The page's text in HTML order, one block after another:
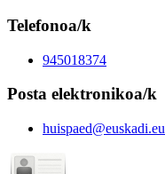
Telefonoa/k
945018374
Posta elektronikoa/k